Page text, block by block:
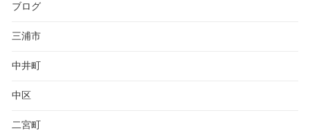
ブログ
三浦市
中井町
中区
二宮町